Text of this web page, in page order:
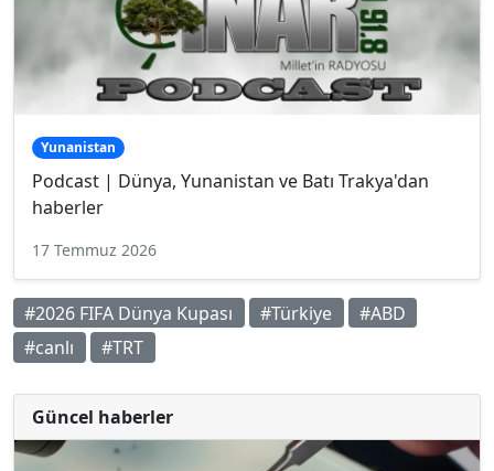
Yunanistan
Podcast | Dünya, Yunanistan ve Batı Trakya'dan
haberler
17 Temmuz 2026
#2026 FIFA Dünya Kupası #Türkiye
#ABD
#canlı
#TRT
Güncel haberler